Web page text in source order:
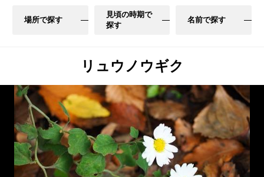
場所で探す
見頃の時期で
探す
名前で探す
リュウノウギク